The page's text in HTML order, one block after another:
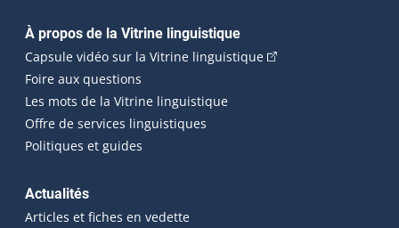
Navigation principale
À propos de la Vitrine linguistique
Capsule vidéo sur la Vitrine linguistique(Cet hyperlien
Foire aux questions
Les mots de la Vitrine linguistique
Offre de services linguistiques
Politiques et guides
Actualités
Articles et fiches en vedette